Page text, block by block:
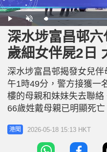
P
l
a
y
U
n
u
t
e
L
o
a
d
e
9
5
深水埗富昌邨
歲細女伴屍2日
深水埗富昌邨揭發女兒
午1時49分，警方接獲一
樓的母親和妹妹失去聯
66歲姓戴母親已明顯死
伴屍，並無受傷。 據悉
血壓等多年，伴屍的二
夫去世後，戴婦和二女
港聞 2026-05-18 15:13 HKT